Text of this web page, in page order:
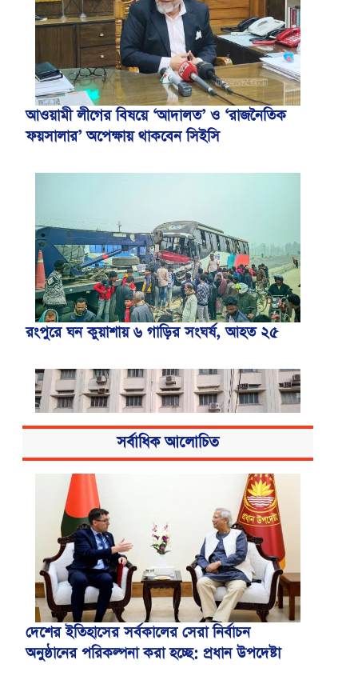
আওয়ামী লীগের বিষয়ে ‘আদালত’ ও ‘রাজনৈতিক
ফয়সালার’ অপেক্ষায় থাকবেন সিইসি
রংপুরে ঘন কুয়াশায় ৬ গাড়ির সংঘর্ষ, আহত ২৫
বিএসএমএমইউয়ের নতুন নাম বাংলাদেশ
মেডিকেল বিশ্ববিদ্যালয়
সর্বাধিক আলোচিত
দেশের ইতিহাসের সর্বকালের সেরা নির্বাচন
অনুষ্ঠানের পরিকল্পনা করা হচ্ছে: প্রধান উপদেষ্টা